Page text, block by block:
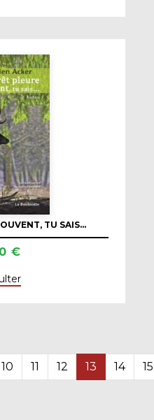
TU SAIS…
€
10 11 12 13 14 15